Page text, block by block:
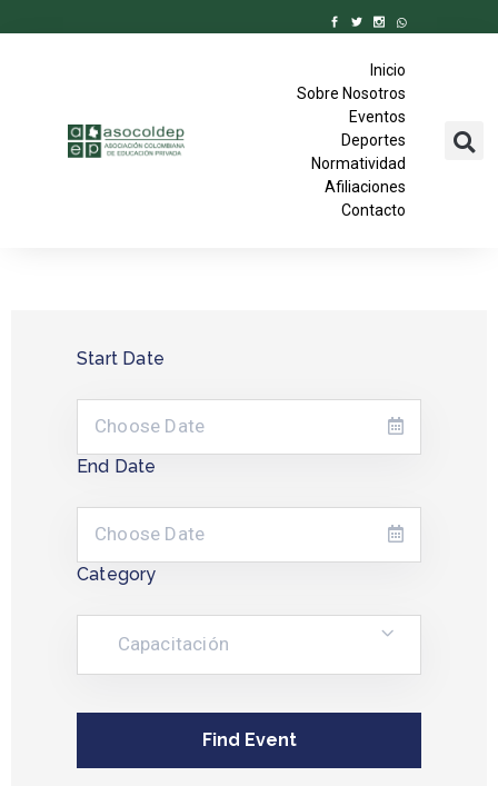
Inicio
Sobre Nosotros
Eventos
Deportes
Normatividad
Afiliaciones
Contacto
Start Date
End Date
Category
Capacitación